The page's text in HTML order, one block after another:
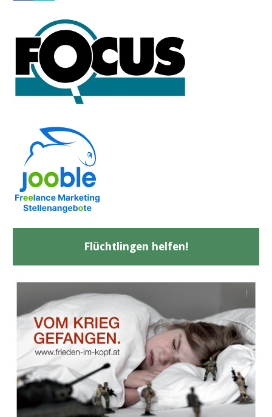
Flüchtlingen helfen!